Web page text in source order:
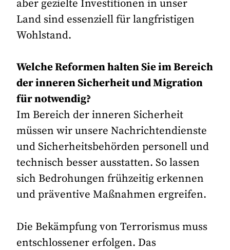
aber gezielte Investitionen in unser
Land sind essenziell für langfristigen
Wohlstand.
Welche Reformen halten Sie im Bereich
der inneren Sicherheit und Migration
für notwendig?
Im Bereich der inneren Sicherheit
müssen wir unsere Nachrichtendienste
und Sicherheitsbehörden personell und
technisch besser ausstatten. So lassen
sich Bedrohungen frühzeitig erkennen
und präventive Maßnahmen ergreifen.
Die Bekämpfung von Terrorismus muss
entschlossener erfolgen. Das